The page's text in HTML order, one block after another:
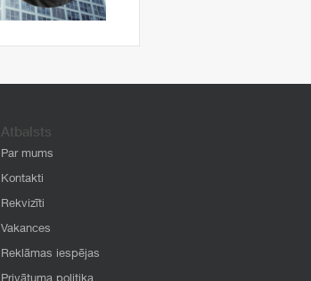
Atbalsts
Par mums
Kontakti
Rekvizīti
Vakances
Reklāmas iespējas